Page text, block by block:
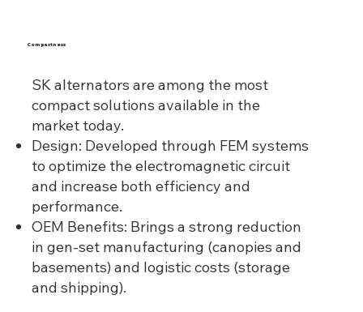
Compactness
SK alternators are among the most
compact solutions available in the
market today.
Design: Developed through FEM systems
to optimize the electromagnetic circuit
and increase both efficiency and
performance.
OEM Benefits: Brings a strong reduction
in gen-set manufacturing (canopies and
basements) and logistic costs (storage
and shipping).